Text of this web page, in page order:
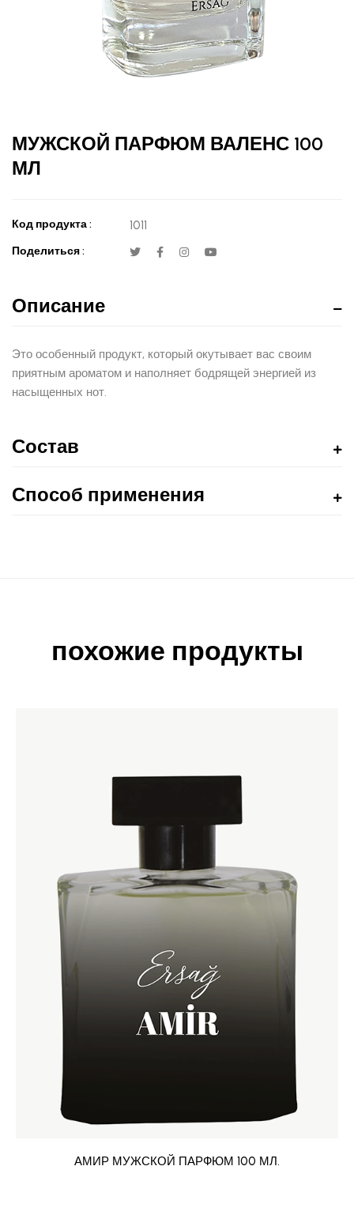
МУЖСКОЙ ПАРФЮМ ВАЛЕНС 100
МЛ
Код продукта : 1011
Поделиться :
Описание
Это особенный продукт, который окутывает вас своим
приятным ароматом и наполняет бодрящей энергией из
насыщенных нот.
Состав
Способ применения
похожие продукты
АМИР МУЖСКОЙ ПАРФЮМ 100 МЛ.